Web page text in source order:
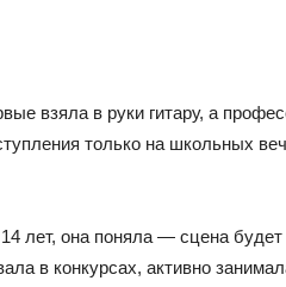
взяла в руки гитару, а
только на школьных
лет, она поняла — сцена
в конкурсах, активно